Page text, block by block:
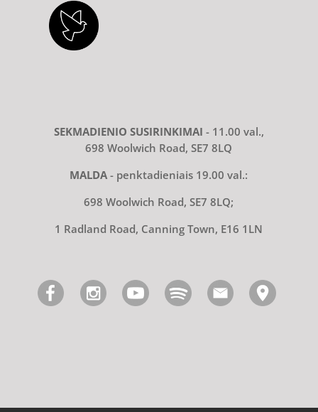
SEKMADIENIO SUSIRINKIMAI - 11.00 val.,
698 Woolwich Road, SE7 8LQ
MALDA- penktadieniais 19.00 val.:
698 Woolwich Road, SE7 8LQ;
1 Radland Road, Canning Town, E16 1LN